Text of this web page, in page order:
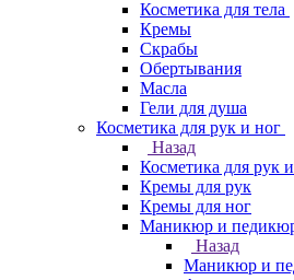
Косметика для тела
Кремы
Скрабы
Обертывания
Масла
Гели для душа
Косметика для рук и ног
Назад
Косметика для рук
Кремы для рук
Кремы для ног
Маникюр и
Назад
Маникюр и